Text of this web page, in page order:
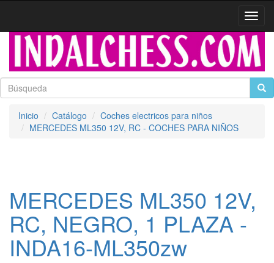
Inicio Catálogo
Coches electricos para niños
MERCEDES ML350 12V, RC - COCHES PARA NIÑOS
MERCEDES ML350 12V,
RC, NEGRO, 1 PLAZA -
INDA16-ML350zw